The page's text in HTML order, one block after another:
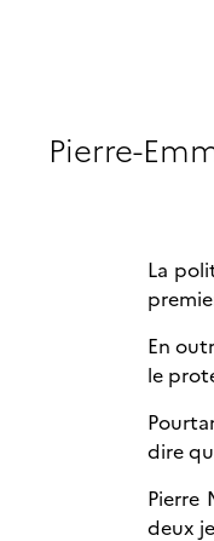
Pierre-
La
En
le
dire
Pierre
deux